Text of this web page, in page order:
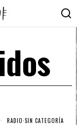
RADIO·SIN CATEGORÍA